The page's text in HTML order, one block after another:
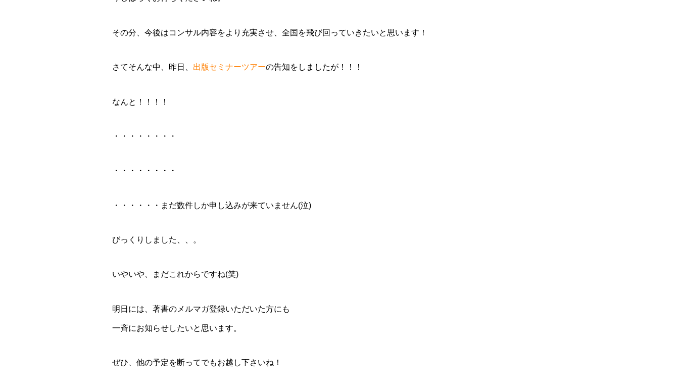
その分、今後はコンサル内容をより充実させ、全国を飛び回っていきたいと思います！
さてそんな中、昨日、 出版セミナーツアーの告知をしましたが！！！
なんと！！！！
・・・・・・・・
・・・・・・・・
・・・・・・まだ数件しか申し込みが来ていません(泣)
びっくりしました、、。
いやいや、まだこれからですね(笑)
明日には、著書のメルマガ登録いただいた方にも
一斉にお知らせしたいと思います。
ぜひ、他の予定を断ってでもお越し下さいね！